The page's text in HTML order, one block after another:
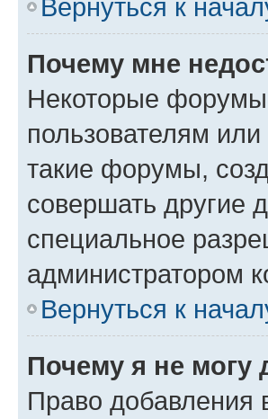
Вернуться к
Почему мне
Некоторые
пользователям
такие форумы,
совершать другие
специальное
администратором
Вернуться к
Почему я не могу
Право добавления